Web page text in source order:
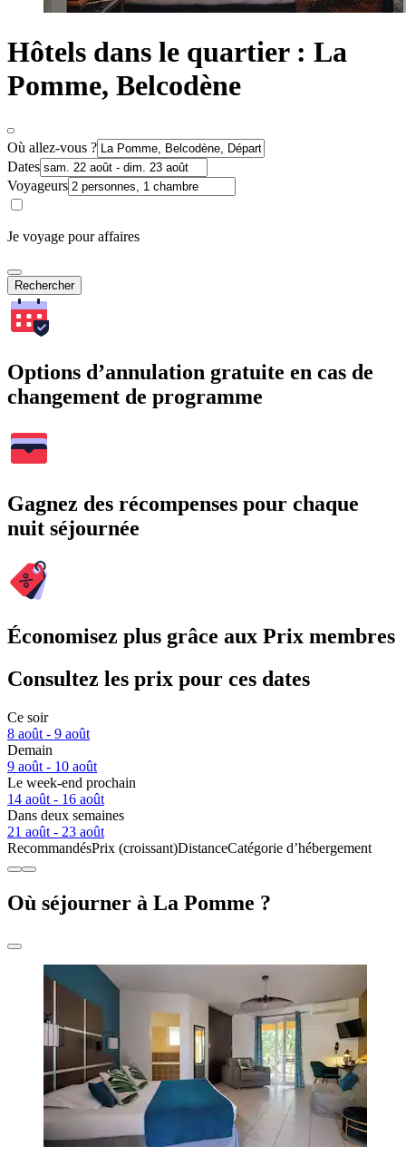
Hôtels dans le quartier : La
Pomme, Belcodène
Où allez-vous ?
Dates
Voyageurs
Je voyage pour affaires
Rechercher
Options d’annulation gratuite en cas de
changement de programme
Gagnez des récompenses pour chaque
nuit séjournée
Économisez plus grâce aux Prix membres
Consultez les prix pour ces dates
Ce soir
8 août - 9 août
Demain
9 août - 10 août
Le week-end prochain
14 août - 16 août
Dans deux semaines
21 août - 23 août
RecommandésPrix (croissant)DistanceCatégorie d’hébergement
Où séjourner à La Pomme ?